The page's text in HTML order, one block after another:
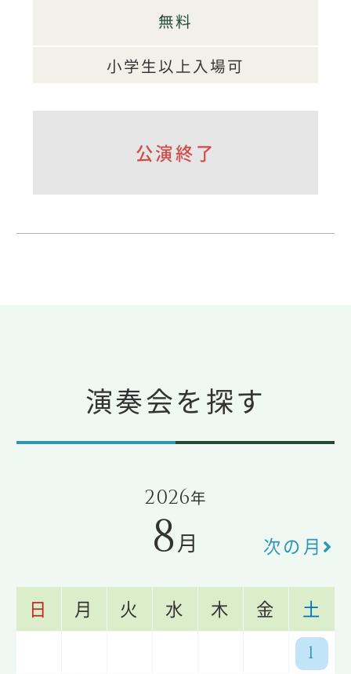
無料
小学生以上入場可
公演終了
演奏会を探す
2026年
8月 次の月
日 月 火 水 木 金 土
1